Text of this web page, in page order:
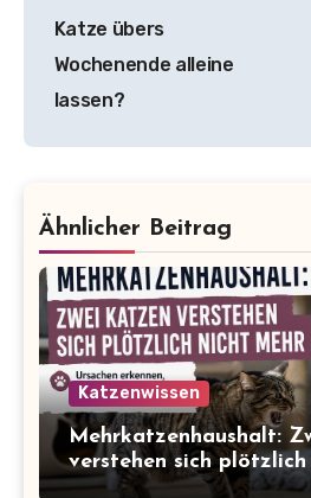
Katze übers
Wochenende alleine
lassen?
Ähnlicher Beitrag
Katzenwissen
Mehrkatzenhaushalt:
verstehen sich